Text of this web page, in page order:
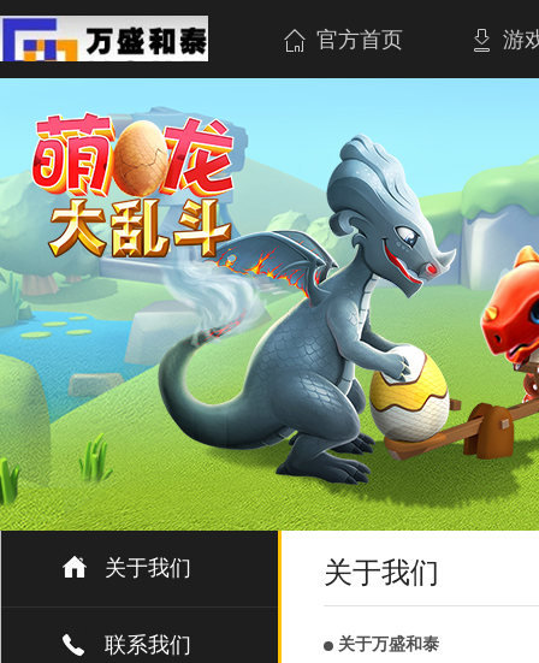
官方首页 游
关于我们
联系我们
关于我们
关于万盛和泰